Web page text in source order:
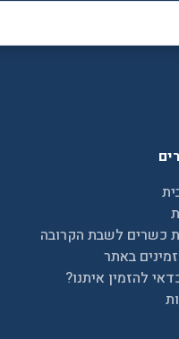
כשרים לשבת הקרובה
באתר
להזמין איתנו?